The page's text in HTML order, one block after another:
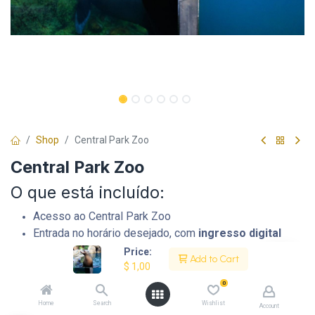
Price:
$ 1,00
Add to Cart
Home Search
0
Wishlist Account
Shop Central Park Zoo
Central Park Zoo
O que está incluído:
Acesso ao Central Park Zoo
Entrada no horário desejado, com ingresso digital
Atendimento da VPNY em português